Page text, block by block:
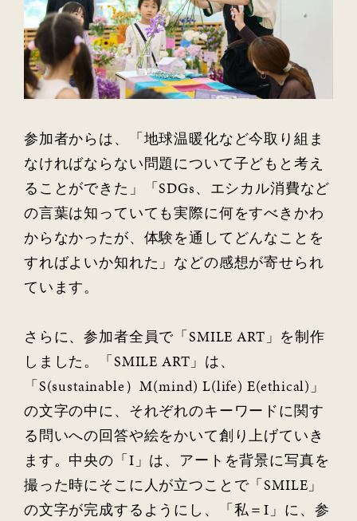
参加者からは、「地球温暖化など今取り組ま
なければならない問題について子どもと考え
ることができた」「SDGs、エシカル消費など
の言葉は知っていても実際に何をすべきかわ
からなかったが、体験を通してどんなことを
すればよいか知れた」などの感想が寄せられ
ています。
さらに、参加者全員で「SMILE ART」を制作
しました。「SMILE ART」は、
「S(sustainable）M(mind) L(life) E(ethical)」
の文字の中に、それぞれのキーワードに関す
る問いへの回答や絵をかいて創り上げていき
ます。中央の「I」は、アートを背景に写真を
撮った時にそこに人が立つことで「SMILE」
の文字が完成するようにし、「私＝I」に、参